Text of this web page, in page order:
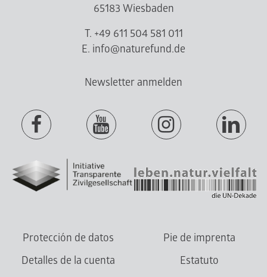
65183 Wiesbaden
T. +49 611 504 581 011
E. info@naturefund.de
Newsletter anmelden
Protección de datos
Pie de imprenta
Detalles de la cuenta
Estatuto